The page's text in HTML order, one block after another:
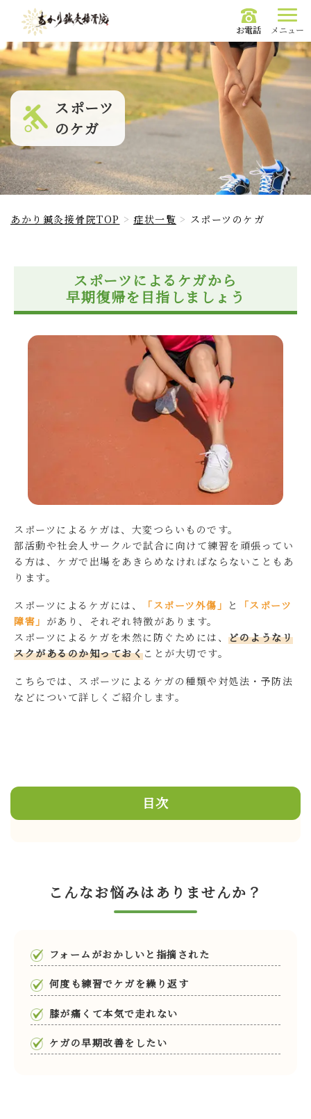
お電話 メニュー
スポーツ
のケガ
あかり鍼灸接骨院TOP 症状一覧 スポーツのケガ
スポーツによるケガから
早期復帰を目指しましょう
スポーツによるケガは、大変つらいものです。
部活動や社会人サークルで試合に向けて練習を頑張ってい
る方は、ケガで出場をあきらめなければならないこともあ
ります。
スポーツによるケガには、
「スポーツ外傷」 と
「スポーツ
障害」 があり、それぞれ特徴があります。
スポーツによるケガを未然に防ぐためには、 どのようなリ
スクがあるのか知っておくことが大切です。
こちらでは、スポーツによるケガの種類や対処法・予防法
などについて詳しくご紹介します。
目次
こんなお悩みはありませんか？
フォームがおかしいと指摘された
何度も練習でケガを繰り返す
膝が痛くて本気で走れない
ケガの早期改善をしたい